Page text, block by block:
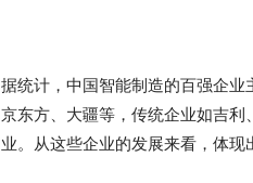
据统计，中国智能制造的百强企
京东方、大疆等，传统企业如吉
业。从这些企业的发展来看，体